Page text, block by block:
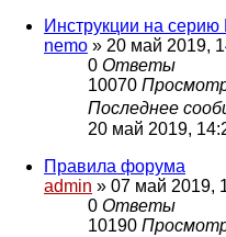
Инструкции на
nemo » 20 май 2019,
0 Ответы
10070
Последнее
20 май 2019,
Правила форума
admin » 07 май 2019,
0 Ответы
10190